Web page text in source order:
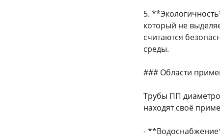
5.
который не
считаются
среды.
### Области
Трубы ПП
находят своё
-